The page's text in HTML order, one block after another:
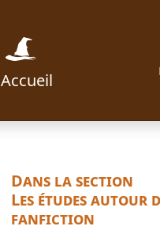
Accueil
Dans la section
Les études autour
fanfiction